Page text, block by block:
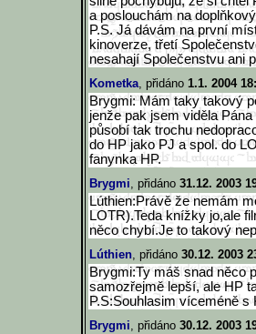
a poslouchám na
P.S. Já dávám na první
kinoverze, třetí
nesahají Společenstvu ani
Kometka, přidáno 1.1. 2004
Brygmi: Mám taky takový
jenže pak jsem viděla
působí tak trochu
do HP jako PJ a spol. do
fanynka HP.
Brygmi, přidáno 31.12. 2003
Lúthien:Právě že nemám
LOTR).Teda knížky jo,ale
něco chybí.Je to takový
Lúthien, přidáno 30.12. 2003
Brygmi:Ty máš snad něco
samozřejmě lepší, ale HP
P.S:Souhlasim víceméně s
Brygmi, přidáno 30.12. 2003